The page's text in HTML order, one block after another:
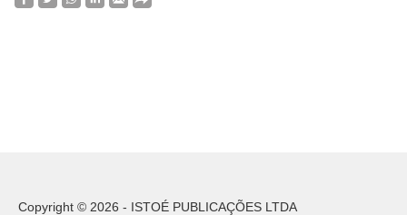
Copyright © 2026 - ISTOÉ PUBLICAÇÕES LTDA